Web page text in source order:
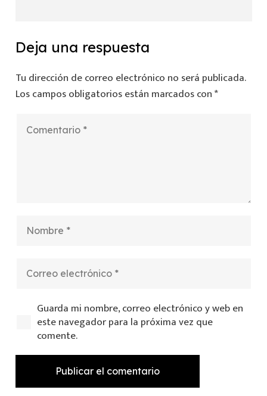
Deja una respuesta
Tu dirección de correo electrónico no será publicada.
Los campos obligatorios están marcados con*
Guarda mi nombre, correo electrónico y web en
este navegador para la próxima vez que
comente.
Publicar el comentario